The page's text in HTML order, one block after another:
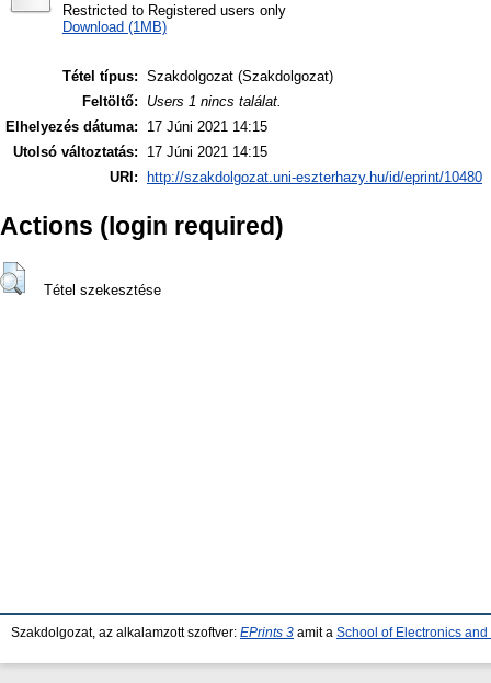
Restricted to Registered users only
Download (1MB)
Tétel típus: Szakdolgozat (Szakdolgozat)
Feltöltő:
Users 1 nincs találat.
Elhelyezés dátuma:
17 Júni 2021 14:15
Utolsó változtatás:
17 Júni 2021 14:15
URI:
http://szakdolgozat.uni-eszterhazy.hu/id/eprint/10480
Actions (login required)
Tétel szekesztése
Szakdolgozat, az alkalamzott szoftver: EPrints 3 amit a School of Electronics